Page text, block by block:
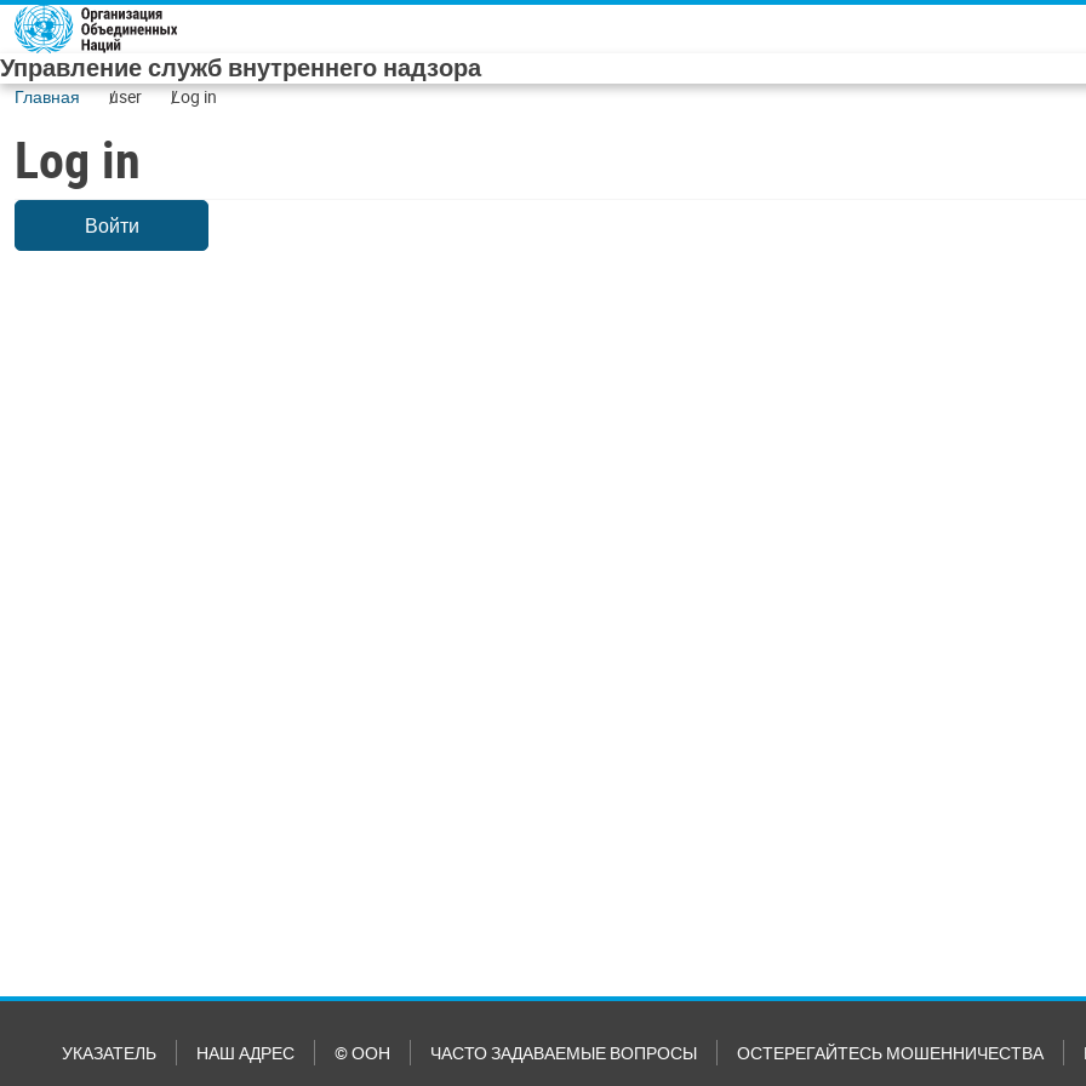
Skip to main content
Управление служб внутреннего надзора
Главная user Log in
Log in
Войти
УКАЗАТЕЛЬ НАШ АДРЕС © ООН ЧАСТО ЗАДАВАЕМЫЕ ВОПРОСЫ ОСТЕРЕГАЙТЕСЬ МОШЕННИЧЕСТВА